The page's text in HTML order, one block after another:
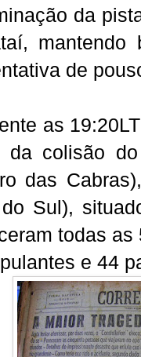
da
de
as
da colisão
das
Sul),
todas
e 44